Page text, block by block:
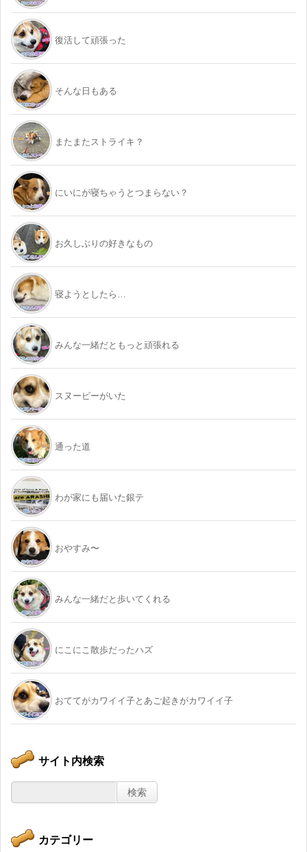
復活して頑張った
そんな日もある
またまたストライキ？
にいにが寝ちゃうとつまらない？
お久しぶりの好きなもの
寝ようとしたら…
みんな一緒だともっと頑張れる
スヌーピーがいた
通った道
わが家にも届いた銀テ
おやすみ〜
みんな一緒だと歩いてくれる
にこにこ散歩だったハズ
おててがカワイイ子とあご起きがカワイイ子
サイト内検索
カテゴリー